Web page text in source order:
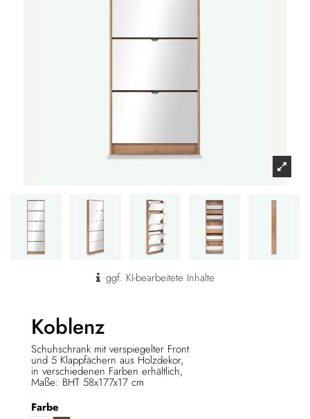
ggf. KI-bearbeitete Inhalte
Koblenz
Schuhschrank mit verspiegelter Front
und 5 Klappfächern aus Holzdekor,
in verschiedenen Farben erhältlich,
Maße: BHT 58x177x17 cm
Farbe